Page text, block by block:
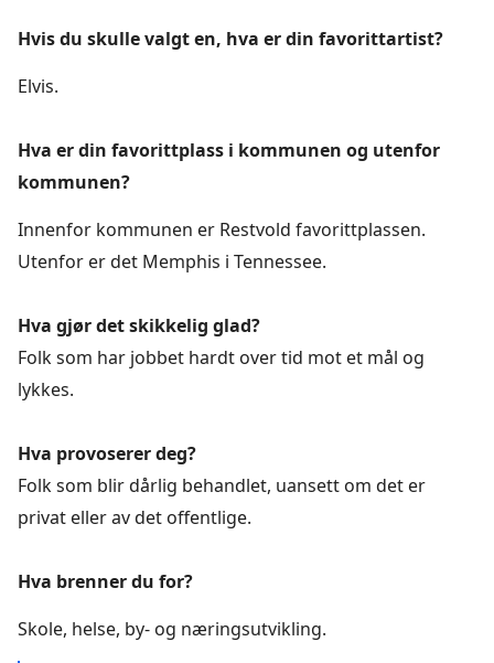
Hvis du skulle valgt en, hva er din favorittartist?
Elvis.
Hva er din favorittplass i kommunen og utenfor
kommunen?
Innenfor kommunen er Restvold favorittplassen.
Utenfor er det Memphis i Tennessee.
Hva gjør det skikkelig glad?
Folk som har jobbet hardt over tid mot et mål og
lykkes.
Hva provoserer deg?
Folk som blir dårlig behandlet, uansett om det er
privat eller av det offentlige.
Hva brenner du for?
Skole, helse, by- og næringsutvikling.